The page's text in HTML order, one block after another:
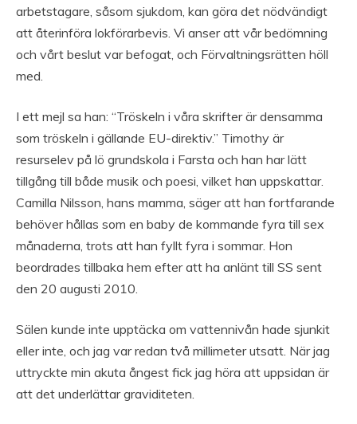
arbetstagare, såsom sjukdom, kan göra det nödvändigt
att återinföra lokförarbevis. Vi anser att vår bedömning
och vårt beslut var befogat, och Förvaltningsrätten höll
med.
I ett mejl sa han: “Tröskeln i våra skrifter är densamma
som tröskeln i gällande EU-direktiv.” Timothy är
resurselev på lö grundskola i Farsta och han har lätt
tillgång till både musik och poesi, vilket han uppskattar.
Camilla Nilsson, hans mamma, säger att han fortfarande
behöver hållas som en baby de kommande fyra till sex
månaderna, trots att han fyllt fyra i sommar. Hon
beordrades tillbaka hem efter att ha anlänt till SS sent
den 20 augusti 2010.
Sälen kunde inte upptäcka om vattennivån hade sjunkit
eller inte, och jag var redan två millimeter utsatt. När jag
uttryckte min akuta ångest fick jag höra att uppsidan är
att det underlättar graviditeten.